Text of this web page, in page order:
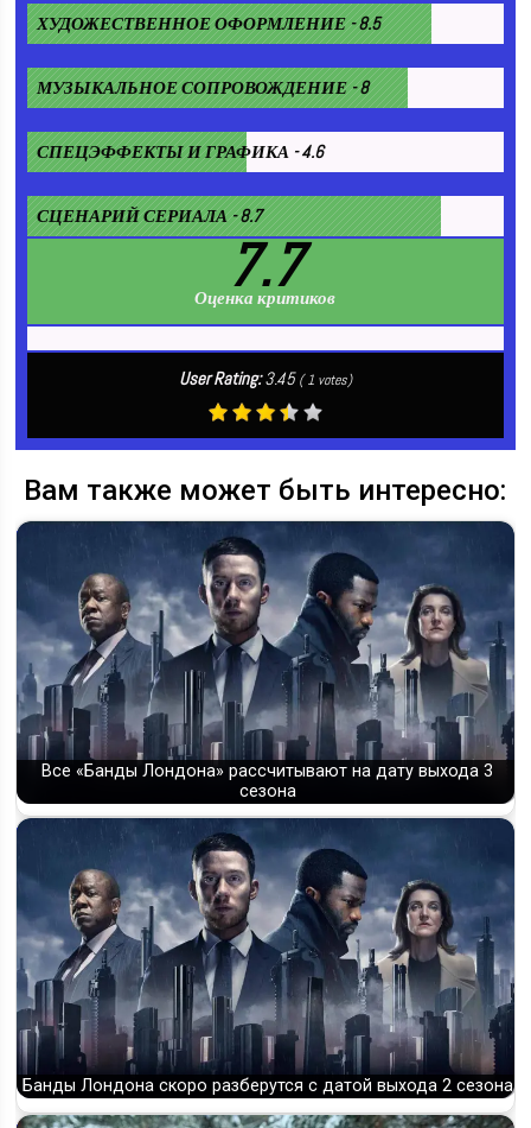
ХУДОЖЕСТВЕННОЕ ОФОРМЛЕНИЕ - 8.5
МУЗЫКАЛЬНОЕ СОПРОВОЖДЕНИЕ - 8
СПЕЦЭФФЕКТЫ И ГРАФИКА - 4.6
СЦЕНАРИЙ СЕРИАЛА - 8.7
7.7
Оценка критиков
User Rating:3.45 (1votes)
Вам также может быть интересно:
Все «Банды Лондона» рассчитывают на дату выхода 3
сезона
Банды Лондона скоро разберутся с датой выхода 2 сезона